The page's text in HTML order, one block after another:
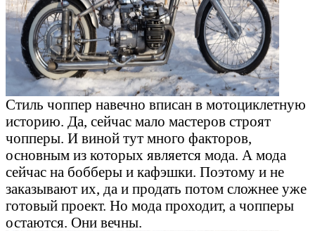
Стиль чоппер навечно вписан в мотоциклетную
историю. Да, сейчас мало мастеров строят
чопперы. И виной тут много факторов,
основным из которых является мода. А мода
сейчас на бобберы и кафэшки. Поэтому и не
заказывают их, да и продать потом сложнее уже
готовый проект. Но мода проходит, а чопперы
остаются. Они вечны.